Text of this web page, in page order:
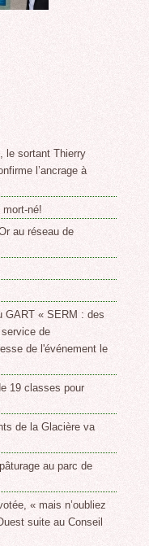
le sortant Thierry
l’ancrage à
né!
au réseau de
GART « SERM : des
de
de l'événement le
19 classes pour
de la Glacière va
au parc de
« mais n’oubliez
suite au Conseil